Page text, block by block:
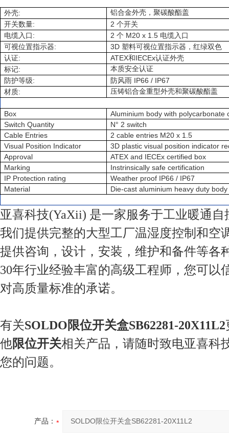
外壳:
铝合金外壳，聚碳酸酯盖
开关数量: 2 个开关
电缆入口 : 2 个 M20 x 1.5 电缆入口
可视位置指示器: 3D 塑料可视位置指示器，红绿双色
认证: ATEX和 IECEx认证外壳
标记:
本质安全认证
防护等级: 防风雨 IP66 / IP67
材质: 压铸铝合金重型外壳和聚碳酸酯盖
Box
Aluminium body with polycarbonate
Switch Quantity
N° 2 switch
Cable Entries
2 cable entries M20 x 1.5
Visual Position Indicator
3D plastic visual position indicator
Approval
ATEX and IECEx certified box
Marking
Instrinsically safe certification
IP Protection rating
Weather proof IP66 / IP67
Material
Die-cast aluminium heavy duty
亚喜科技(YaXii) 是一家服务于工业暖通自
我们提供完整的大型工厂温湿度控制和空
提供咨询，设计，安装，维护和备件等各
30年行业经验丰富的高级工程师，您可以
对高质量标准的承诺。
有关SOLDO限位开关盒SB62281-20X11L2
他限位开关相关产品，请随时致电亚喜科
您的问题。
产品：